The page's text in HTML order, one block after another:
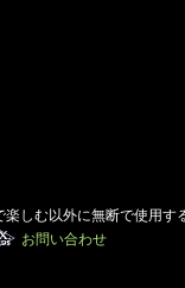
しむ以外に無断で使用す
お問い合わせ